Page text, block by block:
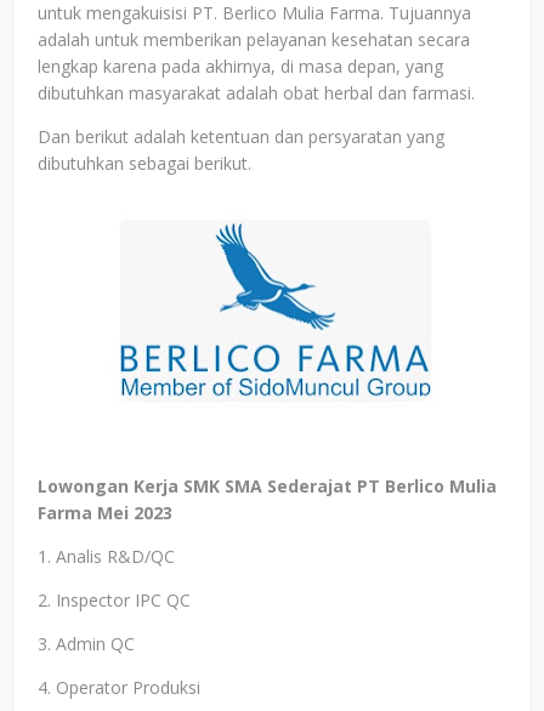
untuk mengakuisisi PT. Berlico Mulia Farma. Tujuannya
adalah untuk memberikan pelayanan kesehatan secara
lengkap karena pada akhirnya, di masa depan, yang
dibutuhkan masyarakat adalah obat herbal dan farmasi.
Dan berikut adalah ketentuan dan persyaratan yang
dibutuhkan sebagai berikut.
Lowongan Kerja SMK SMA Sederajat PT Berlico Mulia
Farma Mei 2023
1. Analis R&D/QC
2. Inspector IPC QC
3. Admin QC
4. Operator Produksi